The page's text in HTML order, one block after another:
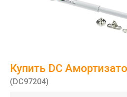
Купить DC
(DC97204)